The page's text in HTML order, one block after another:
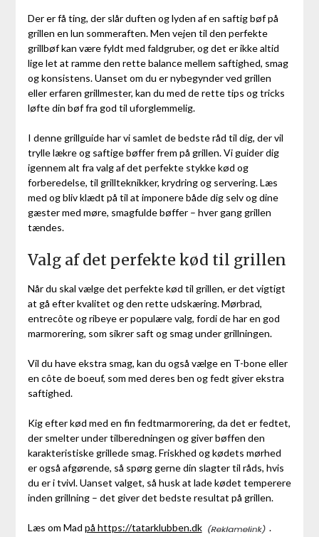
Der er få ting, der slår duften og lyden af en saftig bøf på
grillen en lun sommeraften. Men vejen til den perfekte
grillbøf kan være fyldt med faldgruber, og det er ikke altid
lige let at ramme den rette balance mellem saftighed, smag
og konsistens. Uanset om du er nybegynder ved grillen
eller erfaren grillmester, kan du med de rette tips og tricks
løfte din bøf fra god til uforglemmelig.
I denne grillguide har vi samlet de bedste råd til dig, der vil
trylle lækre og saftige bøffer frem på grillen. Vi guider dig
igennem alt fra valg af det perfekte stykke kød og
forberedelse, til grillteknikker, krydring og servering. Læs
med og bliv klædt på til at imponere både dig selv og dine
gæster med møre, smagfulde bøffer – hver gang grillen
tændes.
Valg af det perfekte kød til grillen
Når du skal vælge det perfekte kød til grillen, er det vigtigt
at gå efter kvalitet og den rette udskæring. Mørbrad,
entrecôte og ribeye er populære valg, fordi de har en god
marmorering, som sikrer saft og smag under grillningen.
Vil du have ekstra smag, kan du også vælge en T-bone eller
en côte de boeuf, som med deres ben og fedt giver ekstra
saftighed.
Kig efter kød med en fin fedtmarmorering, da det er fedtet,
der smelter under tilberedningen og giver bøffen den
karakteristiske grillede smag. Friskhed og kødets mørhed
er også afgørende, så spørg gerne din slagter til råds, hvis
du er i tvivl. Uanset valget, så husk at lade kødet temperere
inden grillning – det giver det bedste resultat på grillen.
Læs om Mad på https://tatarklubben.dk .